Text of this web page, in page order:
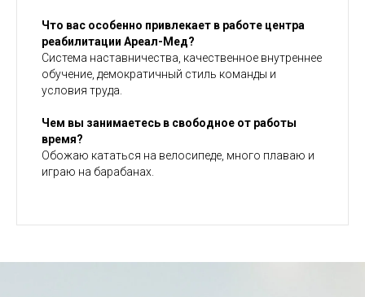
Что вас особенно привлекает в работе центра
реабилитации Ареал-Мед?
Система наставничества, качественное внутреннее
обучение, демократичный стиль команды и
условия труда.
Чем вы занимаетесь в свободное от работы
время?
Обожаю кататься на велосипеде, много плаваю и
играю на барабанах.